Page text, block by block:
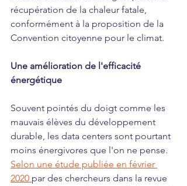
récupération de la chaleur fatale,
conformément à la proposition de la
Convention citoyenne pour le climat.
Une amélioration de l'efficacité
énergétique
Souvent pointés du doigt comme les
mauvais élèves du développement
durable, les data centers sont pourtant
moins énergivores que l'on ne pense.
Selon une étude publiée en février
2020 par des chercheurs dans la revue